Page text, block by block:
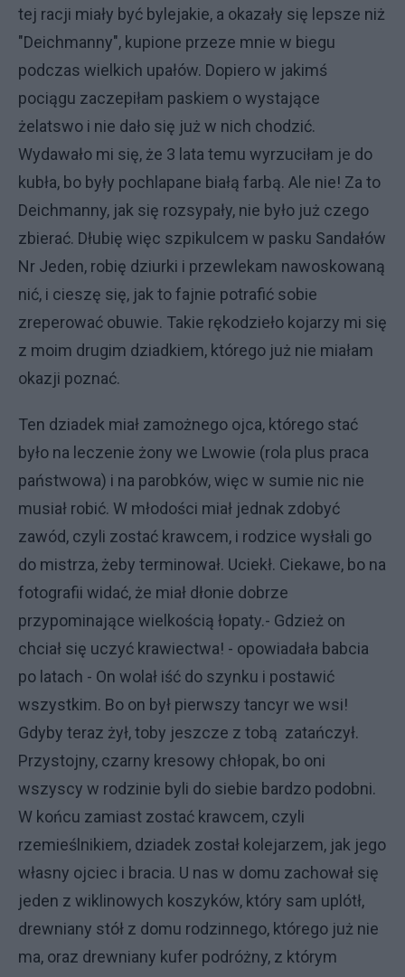
tej racji miały być bylejakie, a okazały się lepsze niż
"Deichmanny", kupione przeze mnie w biegu
podczas wielkich upałów. Dopiero w jakimś
pociągu zaczepiłam paskiem o wystające
żelatswo i nie dało się już w nich chodzić.
Wydawało mi się, że 3 lata temu wyrzuciłam je do
kubła, bo były pochlapane białą farbą. Ale nie! Za to
Deichmanny, jak się rozsypały, nie było już czego
zbierać. Dłubię więc szpikulcem w pasku Sandałów
Nr Jeden, robię dziurki i przewlekam nawoskowaną
nić, i cieszę się, jak to fajnie potrafić sobie
zreperować obuwie. Takie rękodzieło kojarzy mi się
z moim drugim dziadkiem, którego już nie miałam
okazji poznać.
Ten dziadek miał zamożnego ojca, którego stać
było na leczenie żony we Lwowie (rola plus praca
państwowa) i na parobków, więc w sumie nic nie
musiał robić. W młodości miał jednak zdobyć
zawód, czyli zostać krawcem, i rodzice wysłali go
do mistrza, żeby terminował. Uciekł. Ciekawe, bo na
fotografii widać, że miał dłonie dobrze
przypominające wielkością łopaty.- Gdzież on
chciał się uczyć krawiectwa! - opowiadała babcia
po latach - On wolał iść do szynku i postawić
wszystkim. Bo on był pierwszy tancyr we wsi!
Gdyby teraz żył, toby jeszcze z tobą zatańczył.
Przystojny, czarny kresowy chłopak, bo oni
wszyscy w rodzinie byli do siebie bardzo podobni.
W końcu zamiast zostać krawcem, czyli
rzemieślnikiem, dziadek został kolejarzem, jak jego
własny ojciec i bracia. U nas w domu zachował się
jeden z wiklinowych koszyków, który sam uplótł,
drewniany stół z domu rodzinnego, którego już nie
ma, oraz drewniany kufer podróżny, z którym